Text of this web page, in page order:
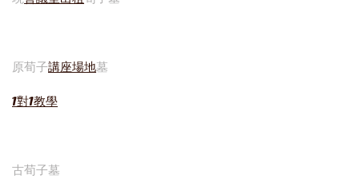
原荀子講座場地墓
1對1教學
古荀子墓